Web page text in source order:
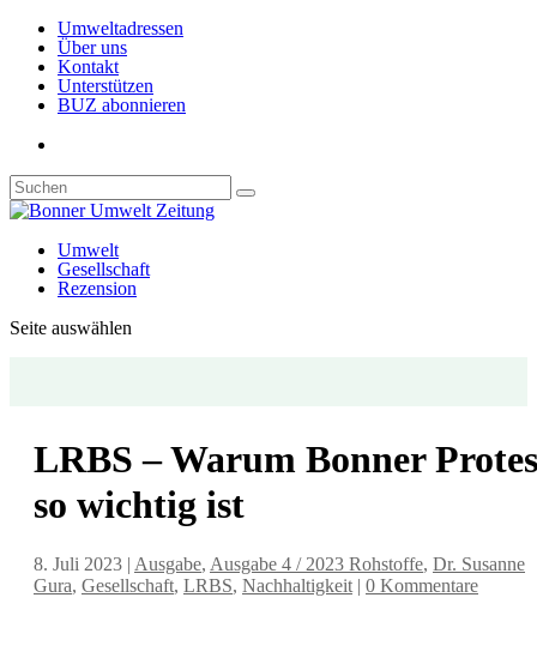
Umweltadressen
Über uns
Kontakt
Unterstützen
BUZ abonnieren
Umwelt
Gesellschaft
Rezension
Seite auswählen
LRBS – Warum Bonner
so wichtig ist
8. Juli 2023 | Ausgabe, Ausgabe 4 / 2023 Rohstoffe, Dr. Susanne
Gura, Gesellschaft, LRBS, Nachhaltigkeit | 0 Kommentare